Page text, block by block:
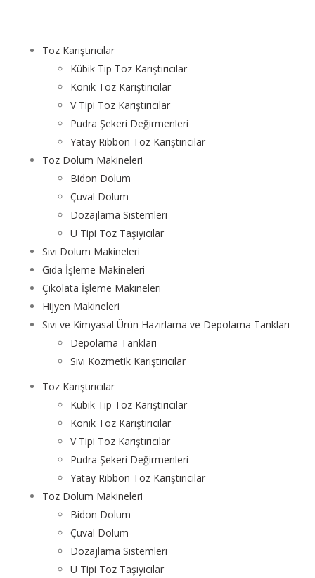
Toz Karıştırıcılar
Kübik Tip Toz Karıştırıcılar
Konik Toz Karıştırıcılar
V Tipi Toz Karıştırıcılar
Pudra Şekeri Değirmenleri
Yatay Ribbon Toz Karıştırıcılar
Toz Dolum Makineleri
Bidon Dolum
Çuval Dolum
Dozajlama Sistemleri
U Tipi Toz Taşıyıcılar
Sıvı Dolum Makineleri
Gıda İşleme Makineleri
Çikolata İşleme Makineleri
Hijyen Makineleri
Sıvı ve Kimyasal Ürün Hazırlama ve Depolama Tankları
Depolama Tankları
Sıvı Kozmetik Karıştırıcılar
Toz Karıştırıcılar
Kübik Tip Toz Karıştırıcılar
Konik Toz Karıştırıcılar
V Tipi Toz Karıştırıcılar
Pudra Şekeri Değirmenleri
Yatay Ribbon Toz Karıştırıcılar
Toz Dolum Makineleri
Bidon Dolum
Çuval Dolum
Dozajlama Sistemleri
U Tipi Toz Taşıyıcılar